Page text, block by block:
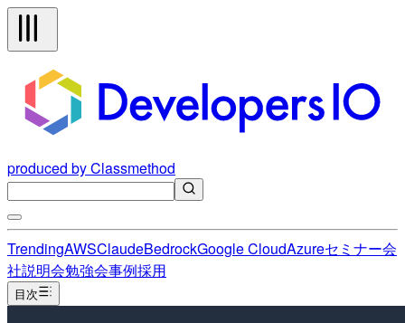
produced by Classmethod
TrendingAWSClaudeBedrockGoogle CloudAzureセミナー会
社説明会勉強会事例採用
目次